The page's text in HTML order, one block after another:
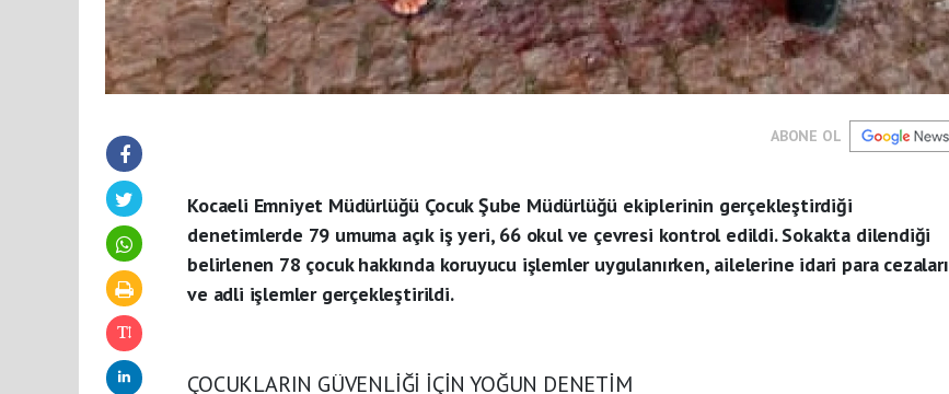
ABONE OL
Kocaeli Emniyet Müdürlüğü Çocuk Şube Müdürlüğü ekiplerinin gerçekleştirdiği
denetimlerde 79 umuma açık iş yeri, 66 okul ve çevresi kontrol edildi. Sokakta dilendiği
belirlenen 78 çocuk hakkında koruyucu işlemler uygulanırken, ailelerine idari para cezaları
ve adli işlemler gerçekleştirildi.
ÇOCUKLARIN GÜVENLİĞİ İÇİN YOĞUN DENETİM